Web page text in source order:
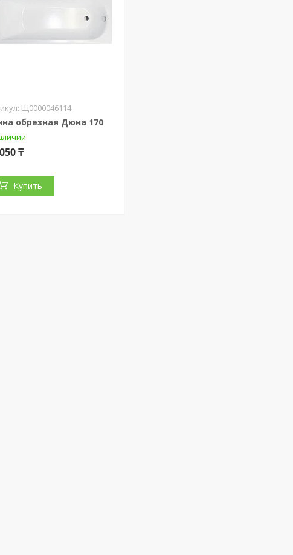
Щ0000046114
обрезная Дюна 170
₸
Купить